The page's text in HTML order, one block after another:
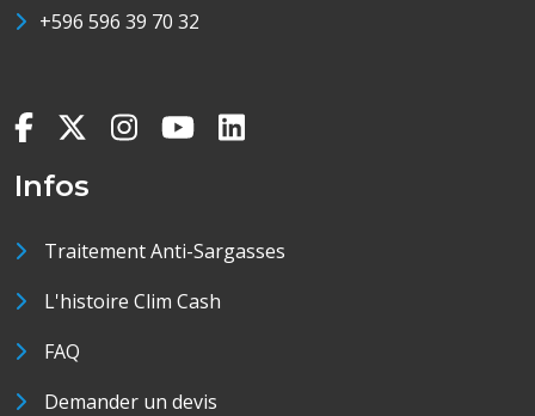
+596 596 39 70 32
Infos
Traitement Anti-Sargasses
L'histoire Clim Cash
FAQ
Demander un devis